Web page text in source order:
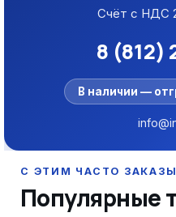
Счёт с НДС
8 (812)
В наличии —
Популярные